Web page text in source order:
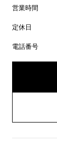
営業時間
定休日
電話番号